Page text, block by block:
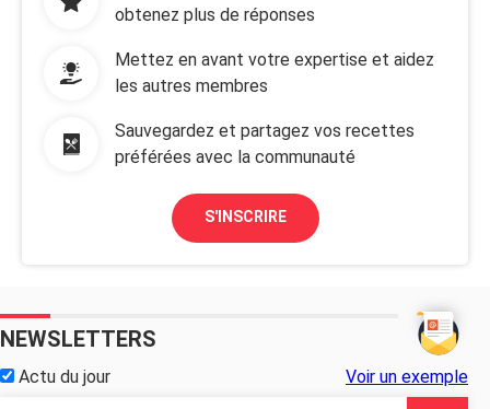
obtenez plus de réponses
Mettez en avant votre expertise et aidez
les autres membres
Sauvegardez et partagez vos recettes
préférées avec la communauté
S'INSCRIRE
NEWSLETTERS
Actu du jour Voir un exemple